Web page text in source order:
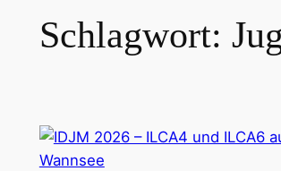
Schlagwort: